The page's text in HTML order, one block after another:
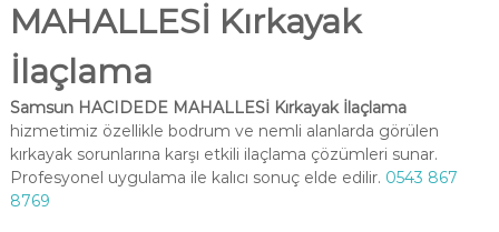
MAHALLESİ Kırkayak
İlaçlama
Samsun HACIDEDE MAHALLESİ Kırkayak İlaçlama
hizmetimiz özellikle bodrum ve nemli alanlarda görülen
kırkayak sorunlarına karşı etkili ilaçlama çözümleri sunar.
Profesyonel uygulama ile kalıcı sonuç elde edilir. 0543 867
8769